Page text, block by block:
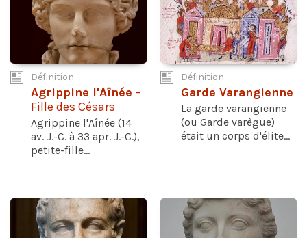
Définition
Agrippine l'Aînée -
Fille des Césars
Agrippine l'Aînée (14
av. J.-C. à 33 apr. J.-C.),
petite-fille...
Définition
Garde Varangienne
La garde varangienne
(ou Garde varègue)
était un corps d'élite...